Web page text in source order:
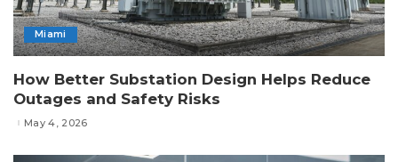
Miami
How Better Substation Design Helps Reduce
Outages and Safety Risks
May 4, 2026